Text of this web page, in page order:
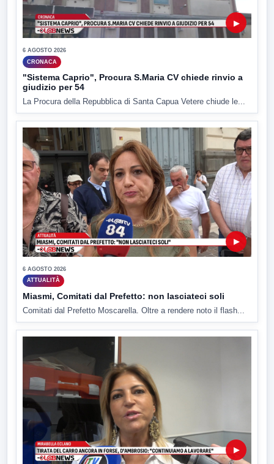
▶
6 AGOSTO 2026
CRONACA
"Sistema Caprio", Procura S.Maria CV chiede rinvio a
giudizio per 54
La Procura della Repubblica di Santa Capua Vetere chiude le...
▶
6 AGOSTO 2026
ATTUALITÀ
Miasmi, Comitati dal Prefetto: non lasciateci soli
Comitati dal Prefetto Moscarella. Oltre a rendere noto il flash...
▶